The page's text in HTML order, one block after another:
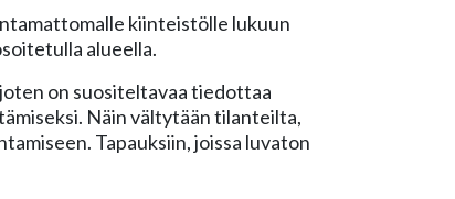
kiinteistölle lukuun
alueella.
on suositeltavaa tiedottaa
Näin vältytään tilanteilta,
Tapauksiin, joissa luvaton